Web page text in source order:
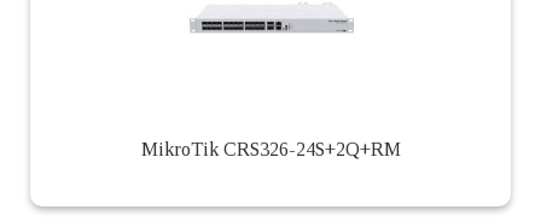
MikroTik CRS326-24S+2Q+RM